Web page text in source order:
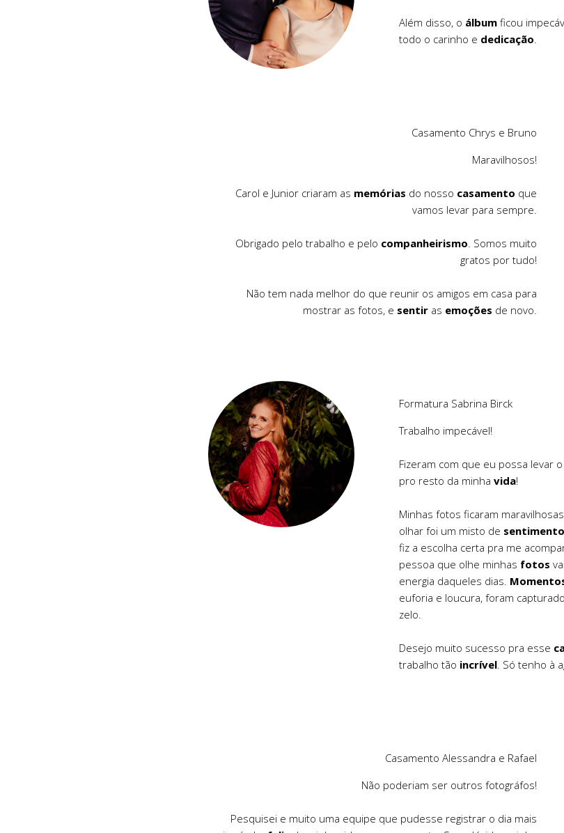
Além disso, o álbum ficou
todo o carinho e dedicação.
Casamento Chrys e Bruno
Maravilhosos!
Carol e Junior criaram as memórias do nosso casamento que
vamos levar para sempre.
Obrigado pelo trabalho e pelo companheirismo. Somos muito
gratos por tudo!
Não tem nada melhor do que reunir os amigos em casa para
mostrar as fotos, e sentiras emoções de novo.
Formatura Sabrina Birck
Trabalho impecável!
Fizeram com que eu possa levar
pro resto da minhavida!
Minhas fotos ficaram
olhar foi um misto de
fiz a escolha certa pra me
pessoa que olhe minhas fotos
energia daqueles dias.
euforia e loucura, foram
zelo.
Desejo muito sucesso pra esse
trabalho tão incrível. Só tenho à
Casamento Alessandra e Rafael
Não poderiam ser outros fotográfos!
Pesquisei e muito uma equipe que pudesse registrar o dia mais